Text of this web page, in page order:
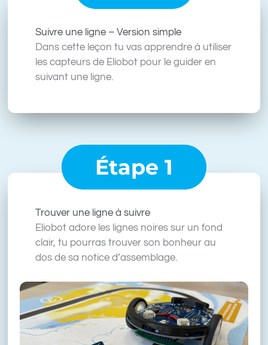
Suivre une ligne – Version simple
Dans cette leçon tu vas apprendre à utiliser
les capteurs de Eliobot pour le guider en
suivant une ligne.
Étape 1
Trouver une ligne à suivre
Eliobot adore les lignes noires sur un fond
clair, tu pourras trouver son bonheur au
dos de sa notice d’assemblage.